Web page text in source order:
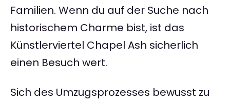
Familien. Wenn du auf der Suche nach
historischem Charme bist, ist das
Künstlerviertel Chapel Ash sicherlich
einen Besuch wert.
Sich des Umzugsprozesses bewusst zu